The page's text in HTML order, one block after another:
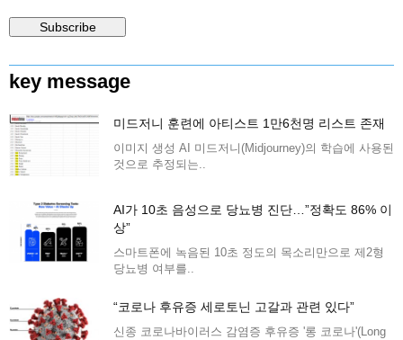
key message
미드저니 훈련에 아티스트 1만6천명 리스트 존재
이미지 생성 AI 미드저니(Midjourney)의 학습에 사용된
것으로 추정되는..
AI가 10초 음성으로 당뇨병 진단…”정확도 86% 이
상”
스마트폰에 녹음된 10초 정도의 목소리만으로 제2형
당뇨병 여부를..
“코로나 후유증 세로토닌 고갈과 관련 있다”
신종 코로나바이러스 감염증 후유증 '롱 코로나'(Long